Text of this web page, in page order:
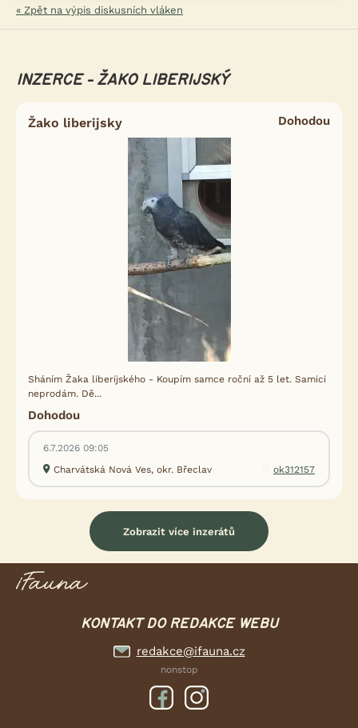
« Zpět na výpis diskusních vláken
INZERCE - ŽAKO LIBERIJSKÝ
Žako liberijsky Dohodou
Sháním Žaka liberijského - Koupím samce roční až 5 let. Samici
neprodám. Dě...
Dohodou
6.7.2026 09:05
Charvátská Nová Ves, okr. Břeclav
ok312157
Zobrazit více inzerátů
KONTAKT DO REDAKCE WEBU
redakce@ifauna.cz
nonstop